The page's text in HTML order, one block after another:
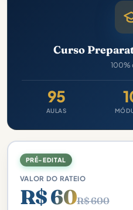
Curso
100%
95
AULAS
PRÉ-EDITAL
VALOR DO RATEIO
R$ 60R$ 600